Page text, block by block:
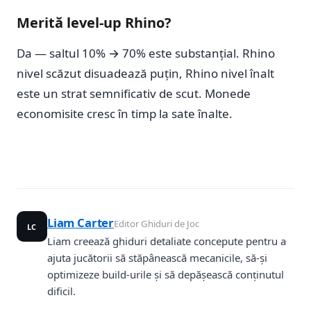
Merită level-up Rhino?
Da — saltul 10% → 70% este substanțial. Rhino
nivel scăzut disuadează puțin, Rhino nivel înalt
este un strat semnificativ de scut. Monede
economisite cresc în timp la sate înalte.
LC Liam CarterEditor Ghiduri de Joc
Liam creează ghiduri detaliate concepute pentru a
ajuta jucătorii să stăpânească mecanicile, să-și
optimizeze build-urile și să depășească conținutul
dificil.